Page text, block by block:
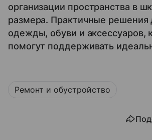
организации пространства в
размера. Практичные решения
одежды, обуви и аксессуаров,
помогут поддерживать
Ремонт и обустройство